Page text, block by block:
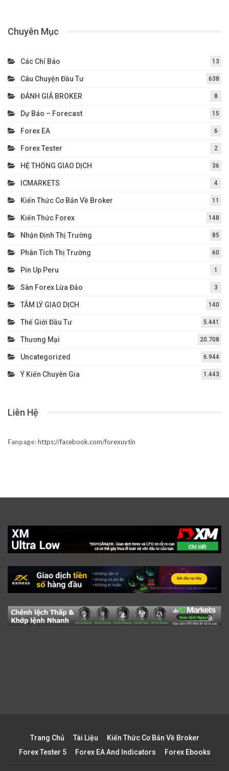
Chuyên Mục
Các Chỉ Báo 13
Câu Chuyện Đầu Tư 638
ĐÁNH GIÁ BROKER 8
Dự Báo – Forecast 15
Forex EA 6
Forex Tester 2
HỆ THỐNG GIAO DỊCH 36
ICMARKETS 4
Kiến Thức Cơ Bản Về Broker 11
Kiến Thức Forex 148
Nhận Định Thị Trường 85
Phân Tích Thị Trường 60
Pin Up Peru 1
Sàn Forex Lừa Đảo 3
TÂM LÝ GIAO DỊCH 140
Thế Giới Đầu Tư 5.441
Thương Mại 20.708
Uncategorized 6.944
Ý Kiến Chuyên Gia 1.443
Liên Hệ
Fanpage:https://facebook.com/forexuytin
Trang Chủ Tài Liệu
Kiến Thức Cơ Bản Về Broker
Forex Tester 5
Forex EA And Indicators Forex Ebooks